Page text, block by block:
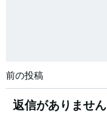
投
稿
前の投稿
返信がありません